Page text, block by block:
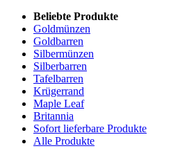
Beliebte Produkte
Goldmünzen
Goldbarren
Silbermünzen
Silberbarren
Tafelbarren
Krügerrand
Maple Leaf
Britannia
Sofort lieferbare Produkte
Alle Produkte